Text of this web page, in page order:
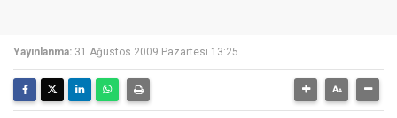
Yayınlanma: 31 Ağustos 2009 Pazartesi 13:25